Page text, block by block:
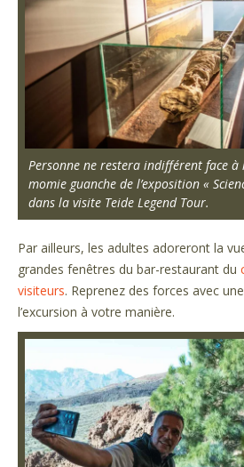
Personne ne restera indifférent face
momie guanche de l’exposition «
dans la visite Teide Legend Tour.
Par ailleurs, les adultes adoreront la
grandes fenêtres du bar-restaurant du
visiteurs. Reprenez des forces avec
l’excursion à votre manière.